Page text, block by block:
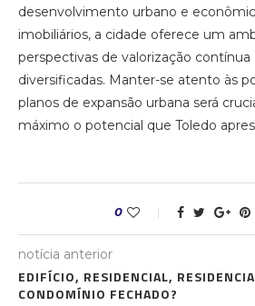
desenvolvimento urbano e
imobiliários, a cidade oferece um
perspectivas de valorização
diversificadas. Manter-se atento às
planos de expansão urbana será
máximo o potencial que Toledo
0
notícia anterior
EDIFÍCIO, RESIDENCIAL,
CONDOMÍNIO FECHADO?